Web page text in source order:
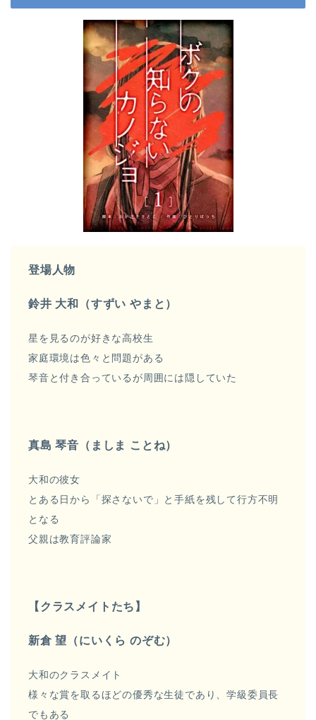
登場人物
鈴井 大和（すずい やまと）
星を見るのが好きな高校生
家庭環境は色々と問題がある
琴音と付き合っているが周囲には隠していた
真島 琴音（ましま ことね）
大和の彼女
とある日から「探さないで」と手紙を残して行方不明
となる
父親は教育評論家
【クラスメイトたち】
新倉 望（にいくら のぞむ）
大和のクラスメイト
様々な賞を取るほどの優秀な生徒であり、学級委員長
でもある